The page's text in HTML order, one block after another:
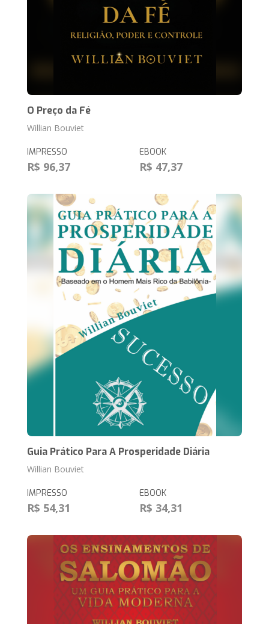
O Preço da Fé
Willian Bouviet
IMPRESSO
R$ 96,37
EBOOK
R$ 47,37
Guia Prático Para A Prosperidade Diária
Willian Bouviet
IMPRESSO
R$ 54,31
EBOOK
R$ 34,31